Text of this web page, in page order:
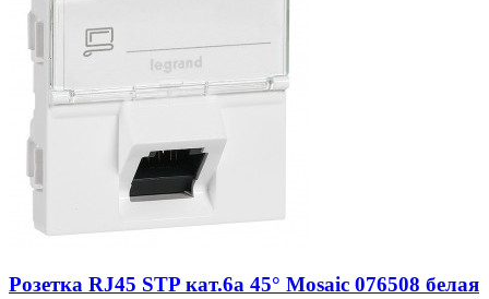
Розетка RJ45 STP кат.6a 45° Mosaic 076508 белая